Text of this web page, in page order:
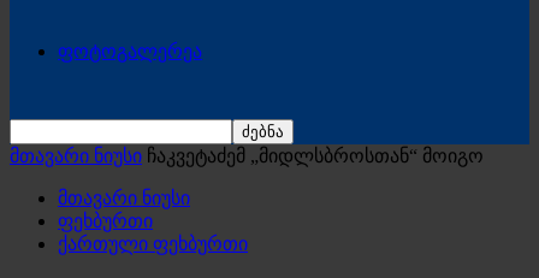
ფოტოგალერეა
მთავარი ნიუსი ჩაკვეტაძემ „მიდლსბროსთან“ მოიგო
მთავარი ნიუსი
ფეხბურთი
ქართული ფეხბურთი